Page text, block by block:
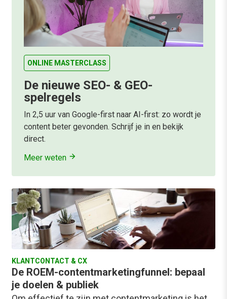
ONLINE MASTERCLASS
De nieuwe SEO- & GEO-
spelregels
In 2,5 uur van Google-first naar AI-first: zo wordt je
content beter gevonden. Schrijf je in en bekijk
direct.
Meer weten
KLANTCONTACT & CX
De ROEM-contentmarketingfunnel: bepaal
je doelen & publiek